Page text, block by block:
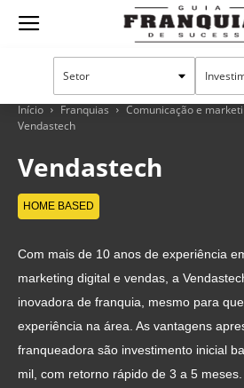
Guia
Franquias
Sucesso
Início Franquias Comunicação e
Vendastech
Vendastech
HOME BASED
Com mais de 10 anos de experiência
marketing digital e vendas, a
inovadora de franquia, mesmo para
experiência na área. As vantagens
franqueadora são investimento inicial
mil, com retorno rápido de 3 a 5